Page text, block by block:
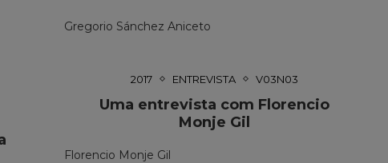
Gregorio Sánchez Aniceto
2017 ENTREVISTA V03N03
Uma entrevista com Florencio
Monje Gil
Florencio Monje Gil